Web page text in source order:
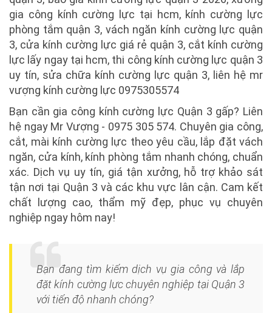
gia công kính cường lực tại hcm, kính cường lực
phòng tắm quận 3, vách ngăn kính cường lực quận
3, cửa kính cường lực giá rẻ quận 3, cắt kính cường
lực lấy ngay tại hcm, thi công kính cường lực quận 3
uy tín, sửa chữa kính cường lực quận 3, liên hệ mr
vượng kính cường lực 0975305574
Bạn cần gia công kính cường lực Quận 3 gấp? Liên
hệ ngay Mr Vượng - 0975 305 574. Chuyên gia công,
cắt, mài kính cường lực theo yêu cầu, lắp đặt vách
ngăn, cửa kính, kính phòng tắm nhanh chóng, chuẩn
xác. Dịch vụ uy tín, giá tận xưởng, hỗ trợ khảo sát
tận nơi tại Quận 3 và các khu vực lân cận. Cam kết
chất lượng cao, thẩm mỹ đẹp, phục vụ chuyên
nghiệp ngay hôm nay!
Bạn đang tìm kiếm dịch vụ gia công và lắp
đặt kính cường lực chuyên nghiệp tại Quận 3
với tiến độ nhanh chóng?